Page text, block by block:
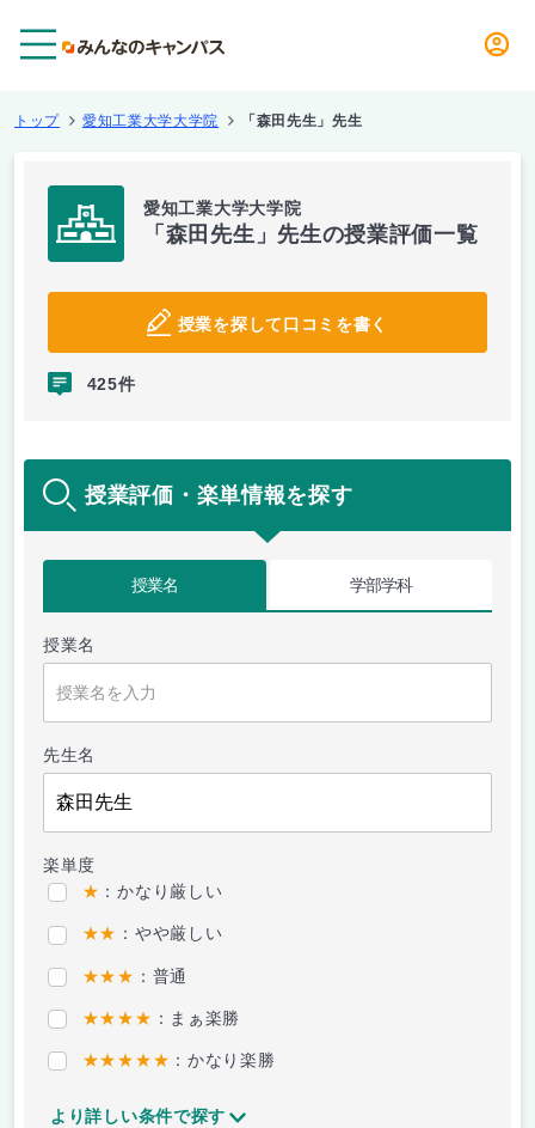
トップ 愛知工業大学大学院 「森田先生」先生
愛知工業大学大学院
「森田先生」先生の授業評価一覧
授業を探して口コミを書く
425件
授業評価・楽単情報を探す
授業名 学部学科
授業名
先生名
楽単度
★ ：かなり厳しい
★★ ：やや厳しい
★★★ ：普通
★★★★ ：まぁ楽勝
★★★★★ ：かなり楽勝
より詳しい条件で探す